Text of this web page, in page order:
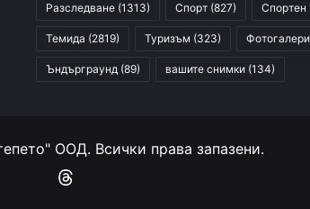
Разследване (1313) Спорт (827) Спортен
Темида (2819) Туризъм (323)
Ъндърграунд (89) вашите снимки (134)
ООД. Всички права запазени.
Instagram
RSS